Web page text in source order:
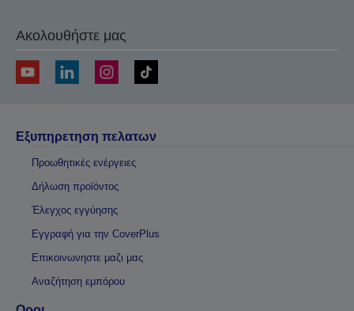
Ακολουθήστε μας
Εξυπηρετηση πελατων
Προωθητικές ενέργειες
Δήλωση προϊόντος
Έλεγχος εγγύησης
Εγγραφή για την CoverPlus
Επικοινωνηστε μαζι μας
Αναζήτηση εμπόρου